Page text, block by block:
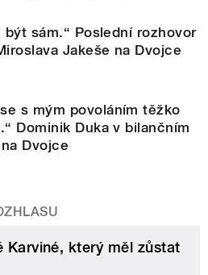
být sám.“ Poslední rozhovor
Jakeše na Dvojce
s mým povoláním těžko
Dominik Duka v bilančním
Dvojce
Karviné, který měl zůstat